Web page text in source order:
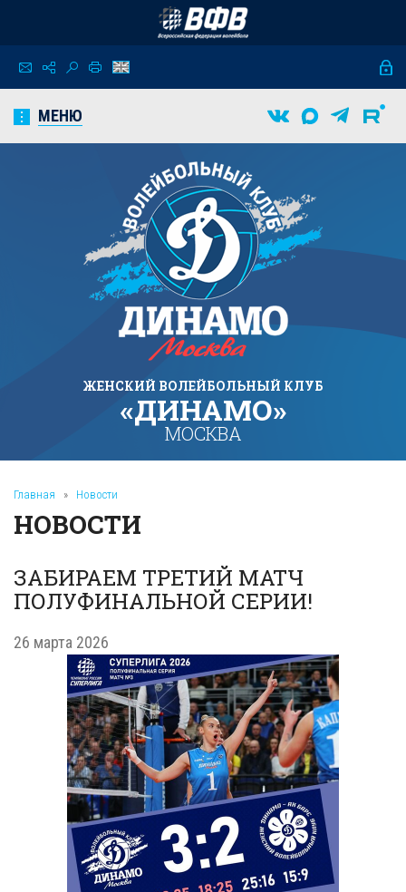
МЕНЮ
ЖЕНСКИЙ ВОЛЕЙБОЛЬНЫЙ КЛУБ
«ДИНАМО»
МОСКВА
Главная » Новости
НОВОСТИ
ЗАБИРАЕМ ТРЕТИЙ МАТЧ
ПОЛУФИНАЛЬНОЙ СЕРИИ!
26 марта 2026